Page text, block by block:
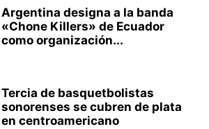
Argentina designa a la banda
«Chone Killers» de Ecuador
como organización...
Tercia de basquetbolistas
sonorenses se cubren de plata
en centroamericano